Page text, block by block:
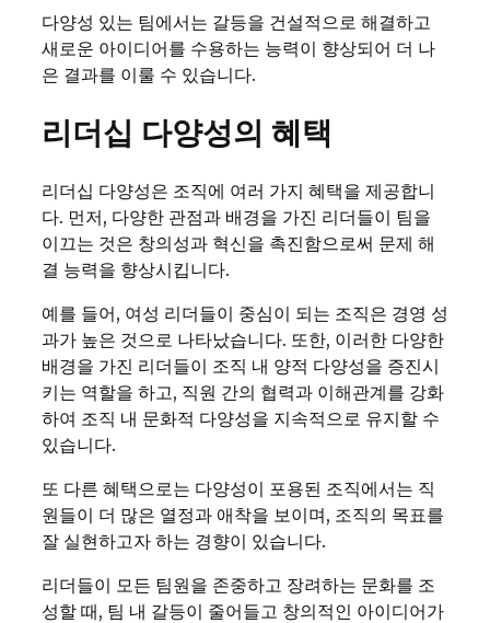
다양성 있는 팀에서는 갈등을 건설적으로 해결하고
새로운 아이디어를 수용하는 능력이 향상되어 더 나
은 결과를 이룰 수 있습니다.
리더십 다양성의 혜택
리더십 다양성은 조직에 여러 가지 혜택을 제공합니
다. 먼저, 다양한 관점과 배경을 가진 리더들이 팀을
이끄는 것은 창의성과 혁신을 촉진함으로써 문제 해
결 능력을 향상시킵니다.
예를 들어, 여성 리더들이 중심이 되는 조직은 경영 성
과가 높은 것으로 나타났습니다. 또한, 이러한 다양한
배경을 가진 리더들이 조직 내 양적 다양성을 증진시
키는 역할을 하고, 직원 간의 협력과 이해관계를 강화
하여 조직 내 문화적 다양성을 지속적으로 유지할 수
있습니다.
또 다른 혜택으로는 다양성이 포용된 조직에서는 직
원들이 더 많은 열정과 애착을 보이며, 조직의 목표를
잘 실현하고자 하는 경향이 있습니다.
리더들이 모든 팀원을 존중하고 장려하는 문화를 조
성할 때, 팀 내 갈등이 줄어들고 창의적인 아이디어가